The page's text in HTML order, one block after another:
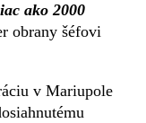
ako 2000
obrany šéfovi
v Mariupole